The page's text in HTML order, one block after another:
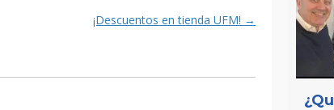
¡Descuentos en tienda UFM! →